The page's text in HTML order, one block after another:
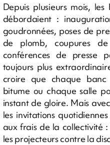
Depuis plusieurs mois,
débordaient :
goudronnées, poses de
de plomb, coupures
conférences de presse
toujours plus
croire que chaque
bitume ou chaque salle
instant de gloire. Mais
les invitations
aux frais de la collectivité
les projecteurs contre la